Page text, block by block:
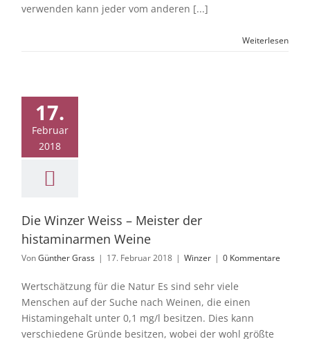
verwenden kann jeder vom anderen [...]
Weiterlesen
17.
Februar
2018
der
Weine
Die Winzer Weiss – Meister der
histaminarmen Weine
VonGünther Grass | 17. Februar 2018 | Winzer | 0 Kommentare
Wertschätzung für die Natur Es sind sehr viele
Menschen auf der Suche nach Weinen, die einen
Histamingehalt unter 0,1 mg/l besitzen. Dies kann
verschiedene Gründe besitzen, wobei der wohl größte